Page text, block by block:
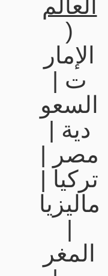
العالم
(
الإمار
ت |
السعو
دية |
مصر |
تركيا |
ماليزيا
|
المغر